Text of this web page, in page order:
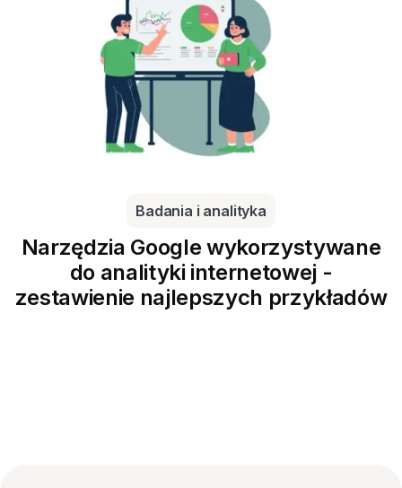
Badania i analityka
Narzędzia Google wykorzystywane
do analityki internetowej -
zestawienie najlepszych przykładów